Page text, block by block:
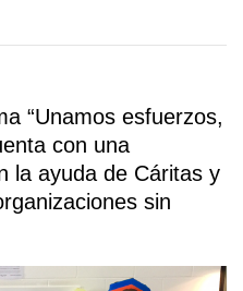
“Unamos esfuerzos,
con una
la ayuda de Cáritas y
sin